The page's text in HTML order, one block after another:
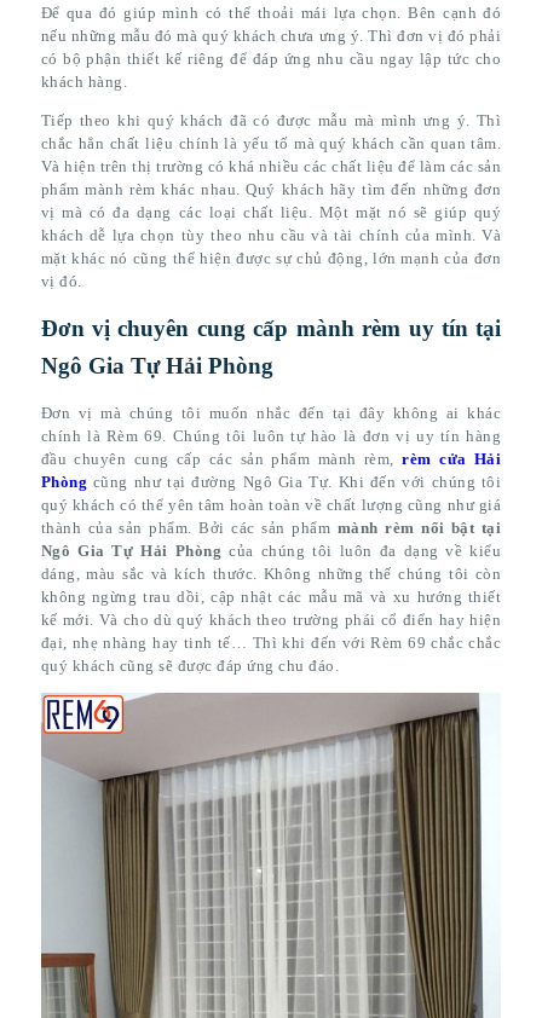
Để qua đó giúp mình có thể thoải mái lựa chọn. Bên cạnh đó
nếu những mẫu đó mà quý khách chưa ưng ý. Thì đơn vị đó phải
có bộ phận thiết kế riêng để đáp ứng nhu cầu ngay lập tức cho
khách hàng.
Tiếp theo khi quý khách đã có được mẫu mà mình ưng ý. Thì
chắc hẳn chất liệu chính là yếu tố mà quý khách cần quan tâm.
Và hiện trên thị trường có khá nhiều các chất liệu để làm các sản
phẩm mành rèm khác nhau. Quý khách hãy tìm đến những đơn
vị mà có đa dạng các loại chất liệu. Một mặt nó sẽ giúp quý
khách dễ lựa chọn tùy theo nhu cầu và tài chính của mình. Và
mặt khác nó cũng thể hiện được sự chủ động, lớn mạnh của đơn
vị đó.
Đơn vị chuyên cung cấp mành rèm uy tín tại
Ngô Gia Tự Hải Phòng
Đơn vị mà chúng tôi muốn nhắc đến tại đây không ai khác
chính là Rèm 69. Chúng tôi luôn tự hào là đơn vị uy tín hàng
đầu chuyên cung cấp các sản phẩm mành rèm,rèm cửa Hải
Phòng cũng như tại đường Ngô Gia Tự. Khi đến với chúng tôi
quý khách có thể yên tâm hoàn toàn về chất lượng cũng như giá
thành của sản phẩm. Bởi các sản phẩm mành rèm nổi bật tại
Ngô Gia Tự Hải Phòng của chúng tôi luôn đa dạng về kiểu
dáng, màu sắc và kích thước. Không những thế chúng tôi còn
không ngừng trau dồi, cập nhật các mẫu mã và xu hướng thiết
kế mới. Và cho dù quý khách theo trường phái cổ điển hay hiện
đại, nhẹ nhàng hay tinh tế… Thì khi đến với Rèm 69 chắc chắc
quý khách cũng sẽ được đáp ứng chu đáo.